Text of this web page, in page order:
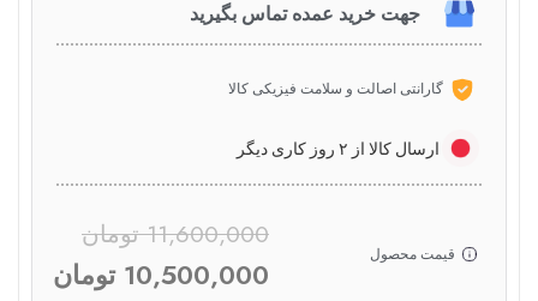
جهت خرید عمده تماس بگیرید
گارانتی اصالت و سلامت فیزیکی کالا
ارسال کالا از ۲ روز کاری دیگر
قیمت محصول
11,600,000 تومان
10,500,000 تومان